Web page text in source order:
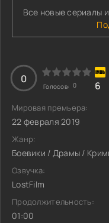
Все новые сериалы
0
Голосов: 0 6
Мировая премьера:
22 февраля 2019
Жанр:
Боевики / Драмы /
Озвучка:
LostFilm
Продолжительность:
01:00